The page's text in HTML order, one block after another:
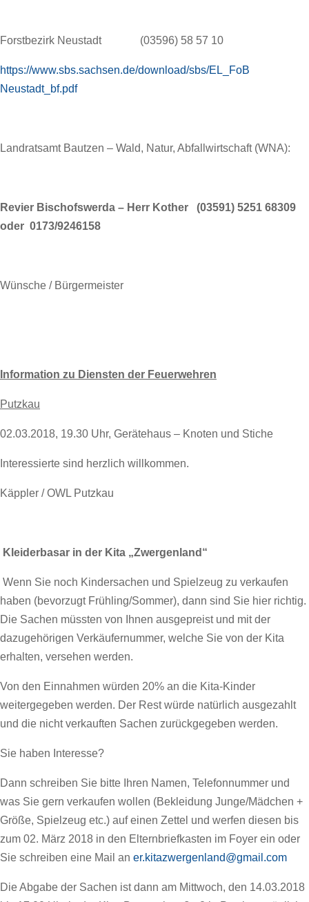
Forstbezirk Neustadt (03596) 58 57 10
https://www.sbs.sachsen.de/download/sbs/EL_FoB
Neustadt_bf.pdf
Landratsamt Bautzen – Wald, Natur, Abfallwirtschaft (WNA):
Revier Bischofswerda – Herr Kother (03591) 5251 68309
oder 0173/9246158
Wünsche / Bürgermeister
Information zu Diensten der Feuerwehren
Putzkau
02.03.2018, 19.30 Uhr, Gerätehaus – Knoten und Stiche
Interessierte sind herzlich willkommen.
Käppler / OWL Putzkau
Kleiderbasar in der Kita „Zwergenland“
Wenn Sie noch Kindersachen und Spielzeug zu verkaufen
haben (bevorzugt Frühling/Sommer), dann sind Sie hier richtig.
Die Sachen müssten von Ihnen ausgepreist und mit der
dazugehörigen Verkäufernummer, welche Sie von der Kita
erhalten, versehen werden.
Von den Einnahmen würden 20% an die Kita-Kinder
weitergegeben werden. Der Rest würde natürlich ausgezahlt
und die nicht verkauften Sachen zurückgegeben werden.
Sie haben Interesse?
Dann schreiben Sie bitte Ihren Namen, Telefonnummer und
was Sie gern verkaufen wollen (Bekleidung Junge/Mädchen +
Größe, Spielzeug etc.) auf einen Zettel und werfen diesen bis
zum 02. März 2018 in den Elternbriefkasten im Foyer ein oder
Sie schreiben eine Mail an er.kitazwergenland@gmail.com
Die Abgabe der Sachen ist dann am Mittwoch, den 14.03.2018